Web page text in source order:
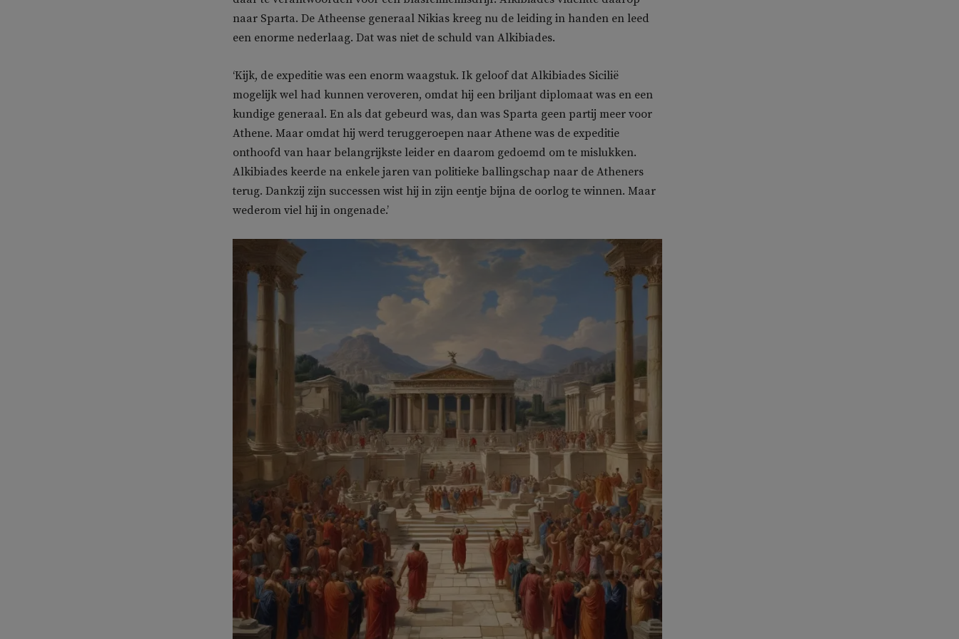
naar Sparta. De Atheense generaal Nikias kreeg nu de leiding in handen en leed
een enorme nederlaag. Dat was niet de schuld van Alkibiades.
‘Kijk, de expeditie was een enorm waagstuk. Ik geloof dat Alkibiades Sicilië
mogelijk wel had kunnen veroveren, omdat hij een briljant diplomaat was en een
kundige generaal. En als dat gebeurd was, dan was Sparta geen partij meer voor
Athene. Maar omdat hij werd teruggeroepen naar Athene was de expeditie
onthoofd van haar belangrijkste leider en daarom gedoemd om te mislukken.
Alkibiades keerde na enkele jaren van politieke ballingschap naar de Atheners
terug. Dankzij zijn successen wist hij in zijn eentje bijna de oorlog te winnen. Maar
wederom viel hij in ongenade.’